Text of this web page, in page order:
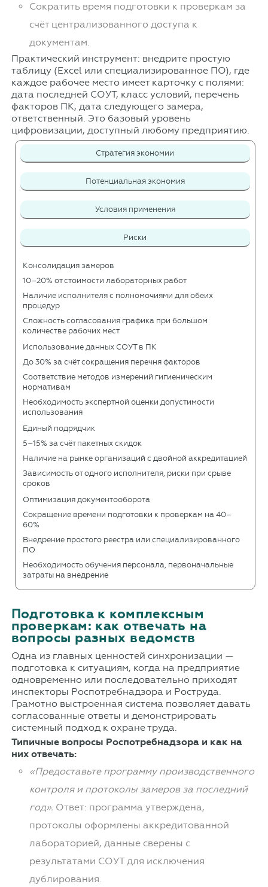
Сократить время подготовки к проверкам за
счёт централизованного доступа к
документам.
Практический инструмент: внедрите простую
таблицу (Excel или специализированное ПО), где
каждое рабочее место имеет карточку с полями:
дата последней СОУТ, класс условий, перечень
факторов ПК, дата следующего замера,
ответственный. Это базовый уровень
цифровизации, доступный любому предприятию.
Стратегия экономии
Потенциальная экономия
Условия применения
Риски
Консолидация замеров
10–20% от стоимости лабораторных работ
Наличие исполнителя с полномочиями для обеих
процедур
Сложность согласования графика при большом
количестве рабочих мест
Использование данных СОУТ в ПК
До 30% за счёт сокращения перечня факторов
Соответствие методов измерений гигиеническим
нормативам
Необходимость экспертной оценки допустимости
использования
Единый подрядчик
5–15% за счёт пакетных скидок
Наличие на рынке организаций с двойной аккредитацией
Зависимость от одного исполнителя, риски при срыве
сроков
Оптимизация документооборота
Сокращение времени подготовки к проверкам на 40–
60%
Внедрение простого реестра или специализированного
ПО
Необходимость обучения персонала, первоначальные
затраты на внедрение
Подготовка к комплексным
проверкам: как отвечать на
вопросы разных ведомств
Одна из главных ценностей синхронизации —
подготовка к ситуациям, когда на предприятие
одновременно или последовательно приходят
инспекторы Роспотребнадзора и Роструда.
Грамотно выстроенная система позволяет давать
согласованные ответы и демонстрировать
системный подход к охране труда.
Типичные вопросы Роспотребнадзора и как на
них отвечать:
«Предоставьте программу производственного
контроля и протоколы замеров за последний
год». Ответ: программа утверждена,
протоколы оформлены аккредитованной
лабораторией, данные сверены с
результатами СОУТ для исключения
дублирования.